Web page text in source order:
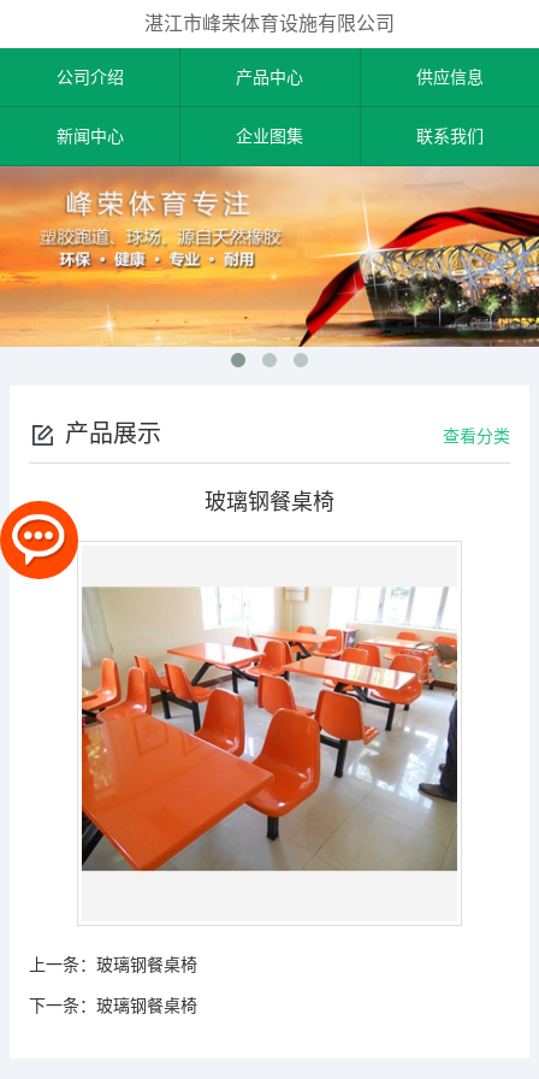
湛江市峰荣体育设施有限公司
公司介绍 产品中心 供应信息
新闻中心 企业图集 联系我们
产品展示 查看分类
玻璃钢餐桌椅
上一条： 玻璃钢餐桌椅
下一条： 玻璃钢餐桌椅